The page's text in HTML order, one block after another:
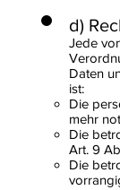
d)
Jede
Daten
ist:
Die
mehr
Die
Art. 9
Die